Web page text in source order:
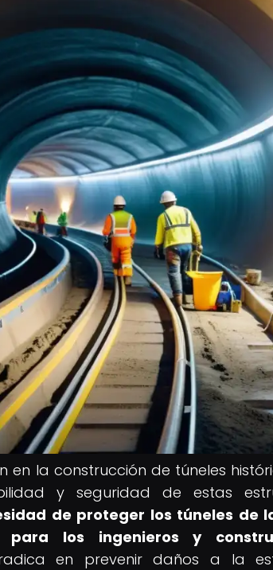
en la construcción de túneles
y seguridad de estas
de proteger los túneles de
para los ingenieros y
radica en prevenir daños a la